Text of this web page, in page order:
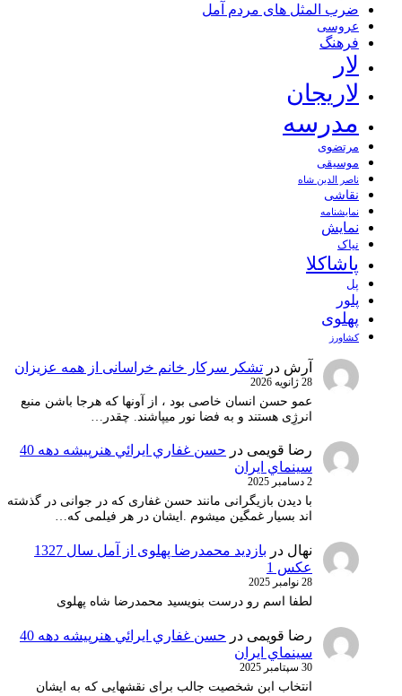
ضرب المثل های مردم آمل
عروسی
فرهنگ
لار
لاریجان
مدرسه
مرتضوی
موسیقی
ناصر الدین شاه
نقاشی
نمايشنامه
نمایش
نیاک
پاشاکلا
پل
پلور
پهلوی
کشاورز
آرش در تشکر سرکار خانم خراسانی از همه عزیزان
28 ژانویه 2026
عمو حسن انسان خاصی بود ، از آونها که هرجا باشن منبع
انرژِی هستند و به فضا نور میپاشند. چقدر…
رضا قویمی در
حسن غفاري ايرائي هنرپيشه دهه 40
سينماي ايران
2 دسامبر 2025
با دیدن بازیگرانی مانند حسن غفاری که در جوانی در گذشته
اند بسیار غمگین میشوم .ایشان در هر فیلمی که…
نهال در
بازدید محمدرضا پهلوی از آمل سال 1327
عکس 1
28 نوامبر 2025
لطفا اسم رو درست بنویسید محمدرضا شاه پهلوی
رضا قویمی در
حسن غفاري ايرائي هنرپيشه دهه 40
سينماي ايران
30 سپتامبر 2025
انتخاب ابن شخصیت جالب برای نقشهایی که به ایشان